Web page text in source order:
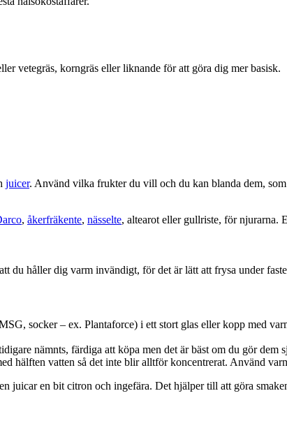
vetegräs, korngräs eller liknande för att göra dig mer basisk.
juicer. Använd vilka frukter du vill och du kan blanda dem,
, åkerfräkente, nässelte, altearot eller gullriste, för njurarna.
du håller dig varm invändigt, för det är lätt att frysa under
socker – ex. Plantaforce) i ett stort glas eller kopp med
nämnts, färdiga att köpa men det är bäst om du gör
hälften vatten så det inte blir alltför koncentrerat. Använd
juicar en bit citron och ingefära. Det hjälper till att göra